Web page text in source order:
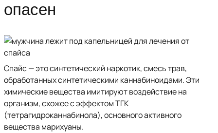
опасен
Спайс — это синтетический наркотик, смесь трав,
обработанных синтетическими каннабиноидами. Эти
химические вещества имитируют воздействие на
организм, схожее с эффектом ТГК
(тетрагидроканнабинола), основного активного
вещества марихуаны.